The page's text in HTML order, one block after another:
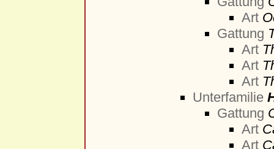
Art
Gattung
Art
Art
Art
Unterfamilie
Gattung
Art
Art